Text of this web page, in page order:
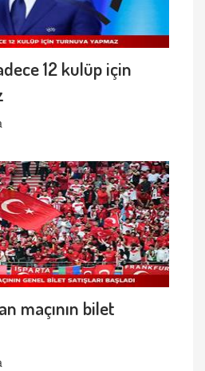
12 kulüp için
maçının bilet